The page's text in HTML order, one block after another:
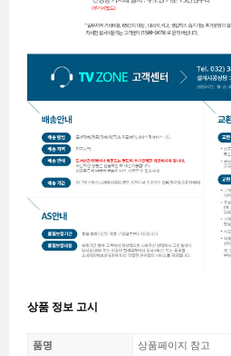
상품 정보 고시
품명 상품페이지 참고